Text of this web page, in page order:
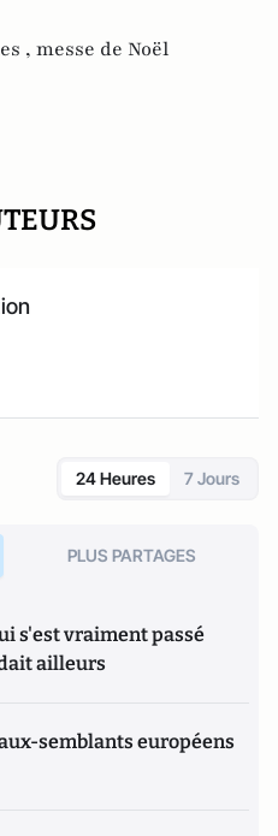
, messe de Noël
24 Heures 7 Jours
PLUS PARTAGES
s'est vraiment passé
ailleurs
semblants européens